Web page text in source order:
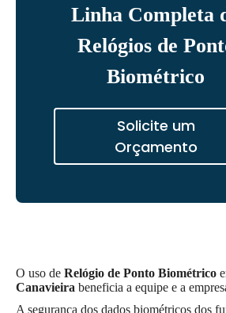
Linha Completa
Relógios de
Biométrico
Solicite um
Orçamento
O uso de Relógio de Ponto Biométrico
Canavieira beneficia a equipe e a
A segurança dos dados biométricos dos